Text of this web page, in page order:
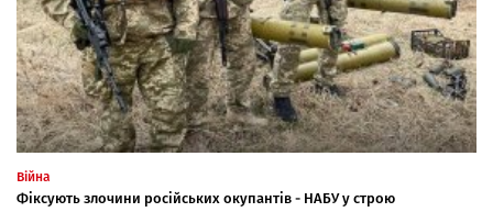
Війна
Фіксують злочини російських окупантів - НАБУ у строю